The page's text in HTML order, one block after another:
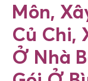
Môn,
Củ Chi,
Ở Nhà